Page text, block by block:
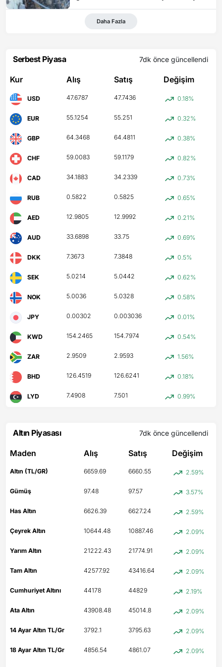
çıktı
Daha Fazla
Serbest Piyasa 7dk önce güncellendi
Kur Alış Satış Değişim
USD 47.6787 47.7436 0.18%
EUR 55.1254 55.251 0.32%
GBP 64.3468 64.4811 0.38%
CHF 59.0083 59.1179 0.82%
CAD 34.1883 34.2339 0.73%
RUB 0.5822 0.5825 0.65%
AED 12.9805 12.9992 0.21%
AUD 33.6898 33.75 0.69%
DKK 7.3673 7.3848 0.5%
SEK 5.0214 5.0442 0.62%
NOK 5.0036 5.0328 0.58%
JPY 0.00302 0.003036 0.01%
KWD 154.2465 154.7974 0.54%
ZAR 2.9509 2.9593 1.56%
BHD 126.4519 126.6241 0.18%
LYD 7.4908 7.501 0.99%
Altın Piyasası 7dk önce güncellendi
Maden Alış Satış Değişim
Altın (TL/GR) 6659.69 6660.55 2.59%
Gümüş 97.48 97.57 3.57%
Has Altın 6626.39 6627.24 2.59%
Çeyrek Altın 10644.48 10887.46 2.09%
Yarım Altın 21222.43 21774.91 2.09%
Tam Altın 42577.92 43416.64 2.09%
Cumhuriyet Altını 44178 44829 2.19%
Ata Altın 43908.48 45014.8 2.09%
14 Ayar Altın TL/Gr 3792.1 3795.63 2.09%
18 Ayar Altın TL/Gr 4856.54 4861.07 2.09%